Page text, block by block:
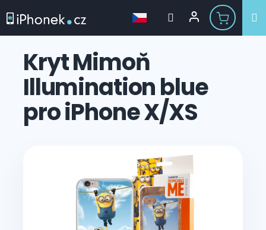
Kryt Mimoň
Illumination blue
pro iPhone X/XS